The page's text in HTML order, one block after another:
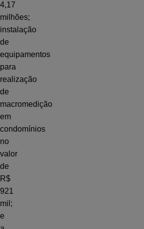
4,17
milhões;
instalação
de
equipamentos
para
realização
de
macromedição
em
condomínios
no
valor
de
R$
921
mil;
e